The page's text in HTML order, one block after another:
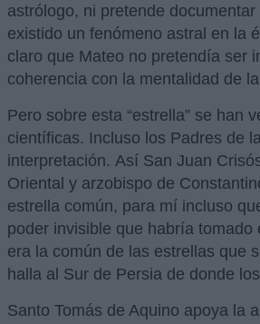
astrólogo, ni pretende
existido un fenómeno astral en la
claro que Mateo no pretendía ser
coherencia con la mentalidad de
Pero sobre esta “estrella” se han
científicas. Incluso los Padres de
interpretación. Así San Juan
Oriental y arzobispo de
estrella común, para mí incluso
poder invisible que habría
era la común de las estrellas que
halla al Sur de Persia de donde
Santo Tomás de Aquino apoya la